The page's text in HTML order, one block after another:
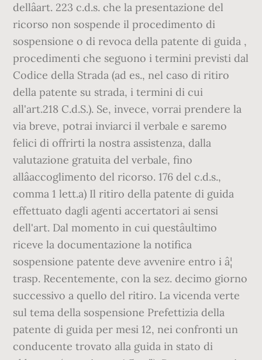
dellâart. 223 c.d.s. che la presentazione del
ricorso non sospende il procedimento di
sospensione o di revoca della patente di guida ,
procedimenti che seguono i termini previsti dal
Codice della Strada (ad es., nel caso di ritiro
della patente su strada, i termini di cui
all'art.218 C.d.S.). Se, invece, vorrai prendere la
via breve, potrai inviarci il verbale e saremo
felici di offrirti la nostra assistenza, dalla
valutazione gratuita del verbale, fino
allâaccoglimento del ricorso. 176 del c.d.s.,
comma 1 lett.a) Il ritiro della patente di guida
effettuato dagli agenti accertatori ai sensi
dell'art. Dal momento in cui questâultimo
riceve la documentazione la notifica
sospensione patente deve avvenire entro i â¦
trasp. Recentemente, con la sez. decimo giorno
successivo a quello del ritiro. La vicenda verte
sul tema della sospensione Prefettizia della
patente di guida per mesi 12, nei confronti un
conducente trovato alla guida in stato di